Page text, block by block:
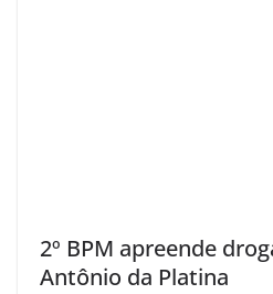
2º BPM apreende
Antônio da Platina